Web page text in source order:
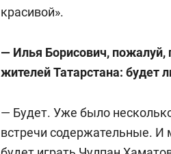
красивой».
— Илья Борисович, пожалуй,
жителей Татарстана: будет
— Будет. Уже было
встречи содержательные. И